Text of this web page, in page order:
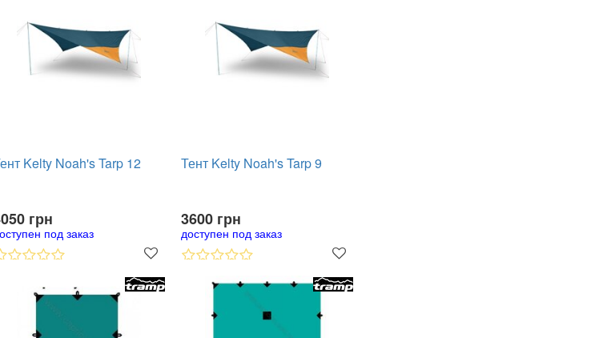
Kelty Noah's Tarp 12
грн
под заказ
Тент Kelty Noah's Tarp 9
3600 грн
доступен под заказ